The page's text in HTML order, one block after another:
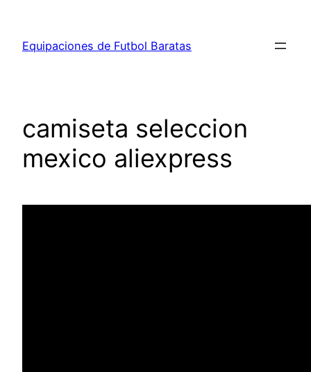
contenido
Equipaciones de Futbol Baratas
camiseta seleccion
mexico aliexpress